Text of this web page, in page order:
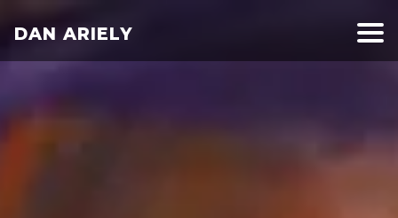
DAN ARIELY